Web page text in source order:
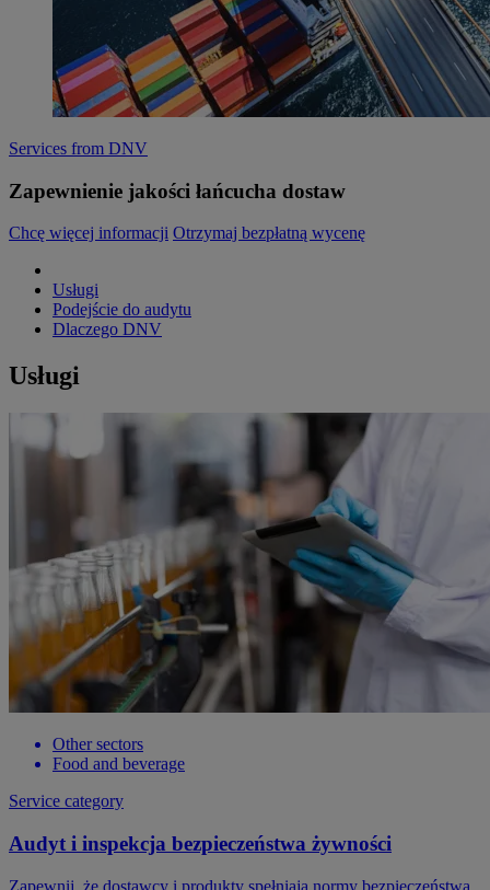
Services from DNV
Zapewnienie jakości łańcucha dostaw
Chcę więcej informacji Otrzymaj bezpłatną wycenę
Usługi
Podejście do audytu
Dlaczego DNV
Usługi
Other sectors
Food and beverage
Service category
Audyt i inspekcja bezpieczeństwa żywności
Zapewnij, że dostawcy i produkty spełniają normy bezpieczeństwa